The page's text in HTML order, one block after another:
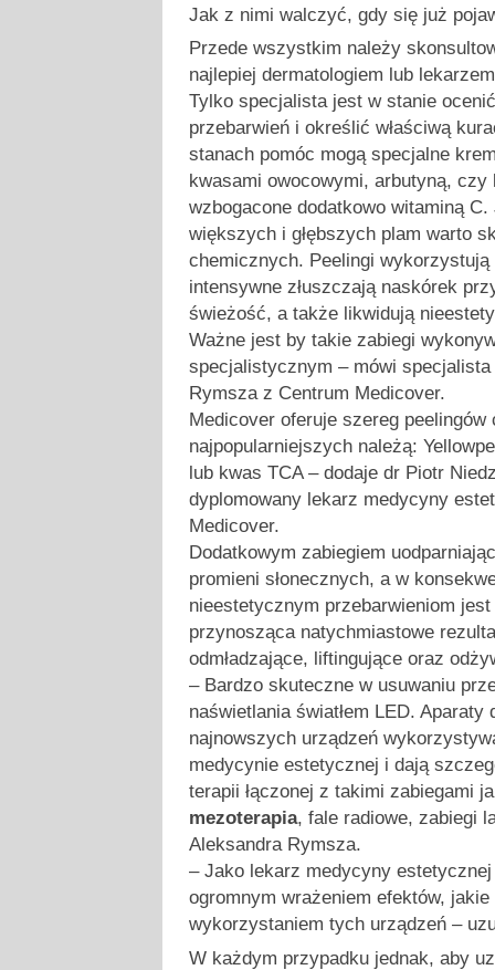
Jak z nimi walczyć, gdy się już
Przede wszystkim należy
najlepiej dermatologiem lub
Tylko specjalista jest w stanie
przebarwień i określić właściwą
stanach pomóc mogą specjalne
kwasami owocowymi, arbutyną,
wzbogacone dodatkowo witaminą
większych i głębszych plam warto
chemicznych. Peelingi
intensywne złuszczają naskórek
świeżość, a także likwidują
Ważne jest by takie zabiegi
specjalistycznym – mówi
Rymsza z Centrum Medicover.
Medicover oferuje szereg
najpopularniejszych należą:
lub kwas TCA – dodaje dr Piotr
dyplomowany lekarz medycyny
Medicover.
Dodatkowym zabiegiem
promieni słonecznych, a w
nieestetycznym przebarwieniom jest
przynosząca natychmiastowe
odmładzające, liftingujące oraz
– Bardzo skuteczne w usuwaniu
naświetlania światłem LED. Aparaty
najnowszych urządzeń
medycynie estetycznej i dają
terapii łączonej z takimi zabiegami
mezoterapia, fale radiowe, zabiegi
Aleksandra Rymsza.
– Jako lekarz medycyny
ogromnym wrażeniem efektów,
wykorzystaniem tych urządzeń –
W każdym przypadku jednak, aby